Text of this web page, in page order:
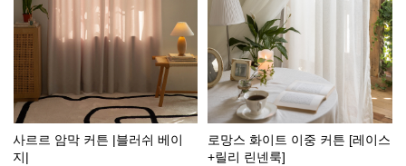
사르르 암막 커튼 |블러쉬 베이
지|
로망스 화이트 이중 커튼 [레이스
+릴리 린넨룩]